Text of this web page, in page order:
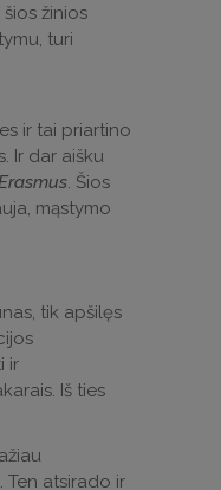
žinios
turi
ir tai priartino
Ir dar aišku
. Šios
mąstymo
tik apšilęs
ir
Iš ties
atsirado ir